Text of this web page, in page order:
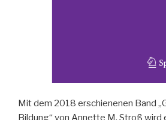
Mit dem 2018 erschienenen Band
Bildung“ von Annette M. Stroß wird